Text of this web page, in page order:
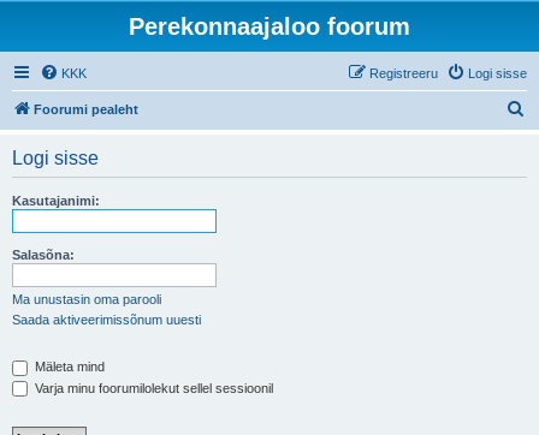
Perekonnaajaloo foorum
KKK Logi sisse
Registreeru
Foorumi pealeht
Logi sisse
Kasutajanimi:
Salasõna:
Ma unustasin oma parooli
Saada aktiveerimissõnum uuesti
Mäleta mind
Varja minu foorumilolekut sellel sessioonil